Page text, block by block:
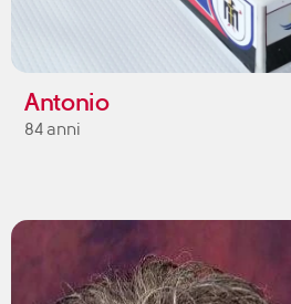
Antonio
84 anni